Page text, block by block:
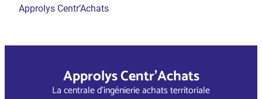
Approlys Centr’Achats
Approlys Centr’Achats
La centrale d’ingénierie achats territoriale